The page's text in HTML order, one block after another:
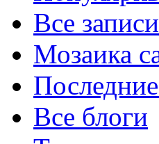
Все записи
Мозаика
Все блоги